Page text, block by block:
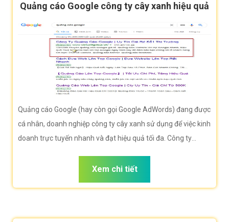
Quảng cáo Google công ty cây xanh hiệu quả
Quảng cáo Google (hay còn gọi Google AdWords) đang được
cá nhân, doanh nghiệp công ty cây xanh sử dụng để việc kinh
doanh trực tuyến nhanh và đạt hiệu quả tối đa. Công ty
Google công ty cây xanh với những tính năng nổi bật nhất.
Xem chi tiết